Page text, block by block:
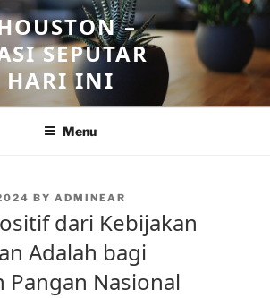
–
SEPUTAR
HARI INI
Menu
BY ADMINEAR
dari Kebijakan
Adalah bagi
Pangan Nasional